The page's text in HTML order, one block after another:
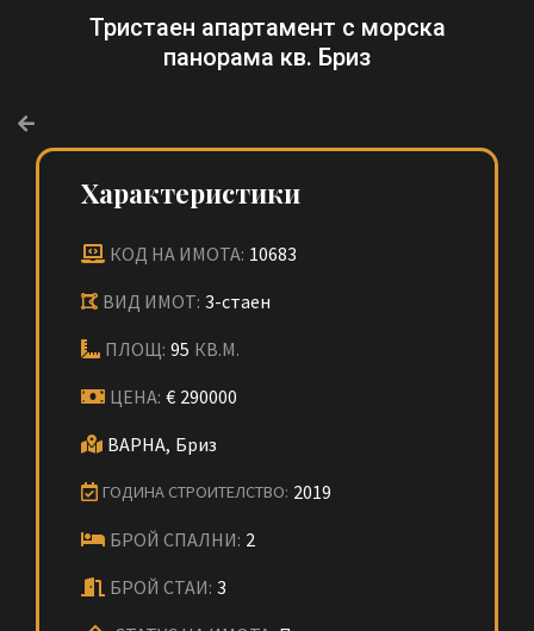
Тристаен апартамент с морска
панорама кв. Бриз
Характеристики
КОД НА ИМОТА: 10683
ВИД ИМОТ: 3-стаен
ПЛОЩ: 95 КВ.М.
ЦЕНА: € 290000
ВАРНА, Бриз
ГОДИНА СТРОИТЕЛСТВО: 2019
БРОЙ СПАЛНИ: 2
БРОЙ СТАИ: 3